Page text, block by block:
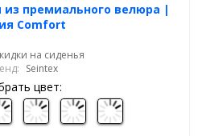
премиального велюра |
Comfort
на сиденья
Seintex
цвет: